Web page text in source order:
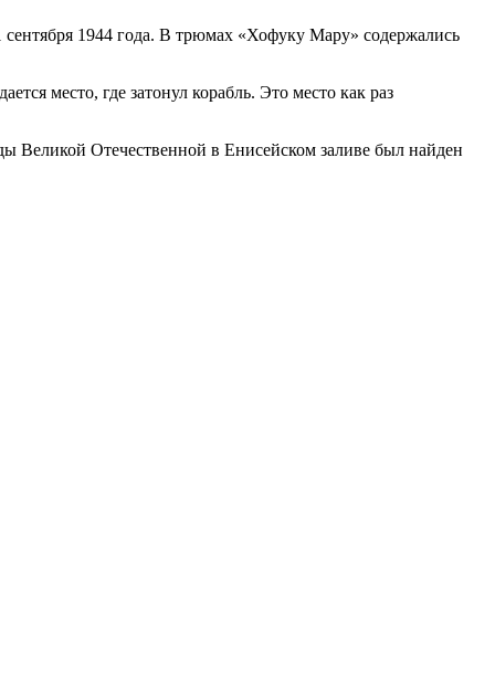
1944 года. В трюмах «Хофуку Мару» содержались
место, где затонул корабль. Это место как раз
Великой Отечественной в Енисейском заливе был найден